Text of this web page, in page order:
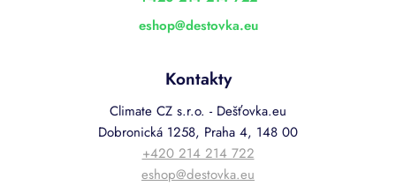
eshop@destovka.eu
Kontakty
Climate CZ s.r.o. - Dešťovka.eu
Dobronická 1258, Praha 4, 148 00
+420 214 214 722
eshop@destovka.eu